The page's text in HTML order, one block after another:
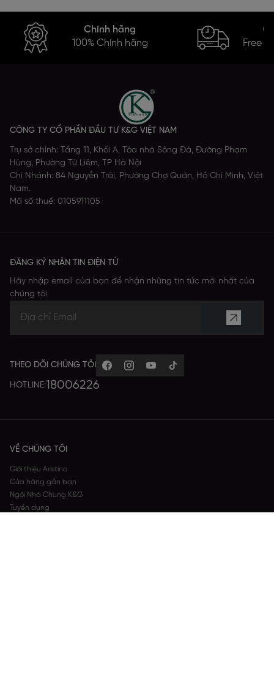
Chính hãng
100% Chính hãng
Free
CÔNG TY CỔ PHẦN ĐẦU TƯ K&G VIỆT NAM
Trụ sở chính: Tầng 11, Khối A, Tòa nhà Sông Đà, Đường Phạm
Hùng, Phường Từ Liêm, TP Hà Nội
Chi Nhánh: 84 Nguyễn Trãi, Phường Chợ Quán, Hồ Chí Minh, Việt
Nam.
Mã số thuế: 0105911105
ĐĂNG KÝ NHẬN TIN ĐIỆN TỬ
Hãy nhập email của bạn để nhận những tin tức mới nhất của
chúng tôi
THEO DÕI CHÚNG TÔI
HOTLINE:18006226
VỀ CHÚNG TÔI
Giới thiệu Aristino
Cửa hàng gần bạn
Ngôi Nhà Chung K&G
Tuyển dụng